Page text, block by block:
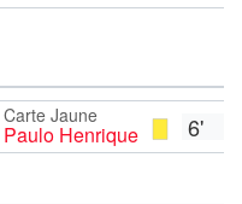
6'
Carte Jaune
Paulo Henrique